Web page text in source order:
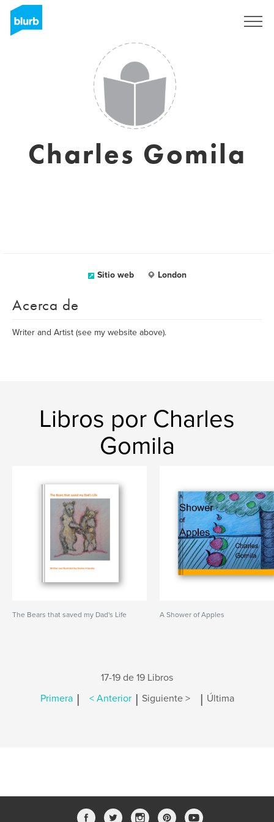
Charles Gomila
Sitio web London
Acerca de
Writer and Artist (see my website above).
Libros por Charles
Gomila
The Bears that saved my Dad's Life A Shower of Apples
17-19 de 19 Libros
Primera | < Anterior | Siguiente > | Última